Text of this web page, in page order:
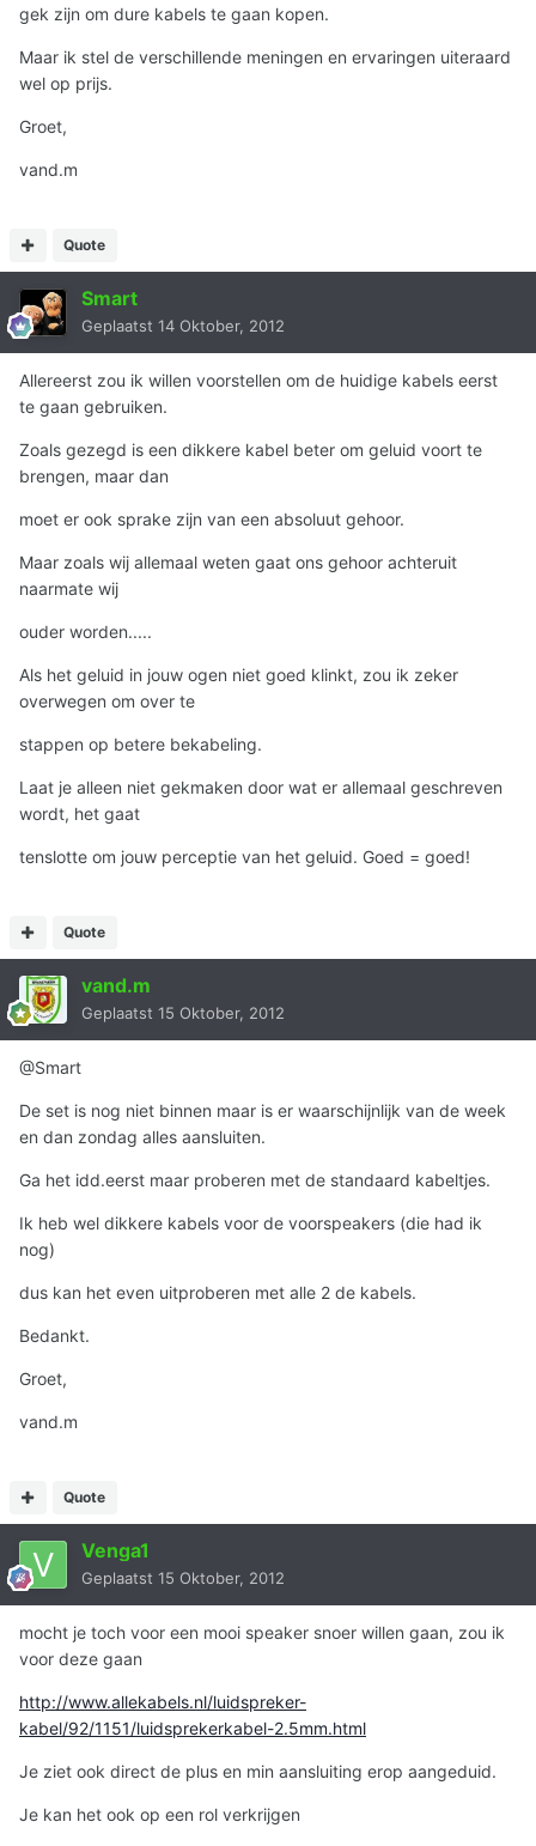
gek zijn om dure kabels te gaan kopen.
Maar ik stel de verschillende meningen en ervaringen uiteraard
wel op prijs.
Groet,
vand.m
Quote
Smart
Geplaatst 14 Oktober, 2012
Allereerst zou ik willen voorstellen om de huidige kabels eerst
te gaan gebruiken.
Zoals gezegd is een dikkere kabel beter om geluid voort te
brengen, maar dan
moet er ook sprake zijn van een absoluut gehoor.
Maar zoals wij allemaal weten gaat ons gehoor achteruit
naarmate wij
ouder worden.....
Als het geluid in jouw ogen niet goed klinkt, zou ik zeker
overwegen om over te
stappen op betere bekabeling.
Laat je alleen niet gekmaken door wat er allemaal geschreven
wordt, het gaat
tenslotte om jouw perceptie van het geluid. Goed = goed!
Quote
vand.m
Geplaatst 15 Oktober, 2012
@Smart
De set is nog niet binnen maar is er waarschijnlijk van de week
en dan zondag alles aansluiten.
Ga het idd.eerst maar proberen met de standaard kabeltjes.
Ik heb wel dikkere kabels voor de voorspeakers (die had ik
nog)
dus kan het even uitproberen met alle 2 de kabels.
Bedankt.
Groet,
vand.m
Quote
Venga1
Geplaatst 15 Oktober, 2012
mocht je toch voor een mooi speaker snoer willen gaan, zou ik
voor deze gaan
http://www.allekabels.nl/luidspreker-
kabel/92/1151/luidsprekerkabel-2.5mm.html
Je ziet ook direct de plus en min aansluiting erop aangeduid.
Je kan het ook op een rol verkrijgen